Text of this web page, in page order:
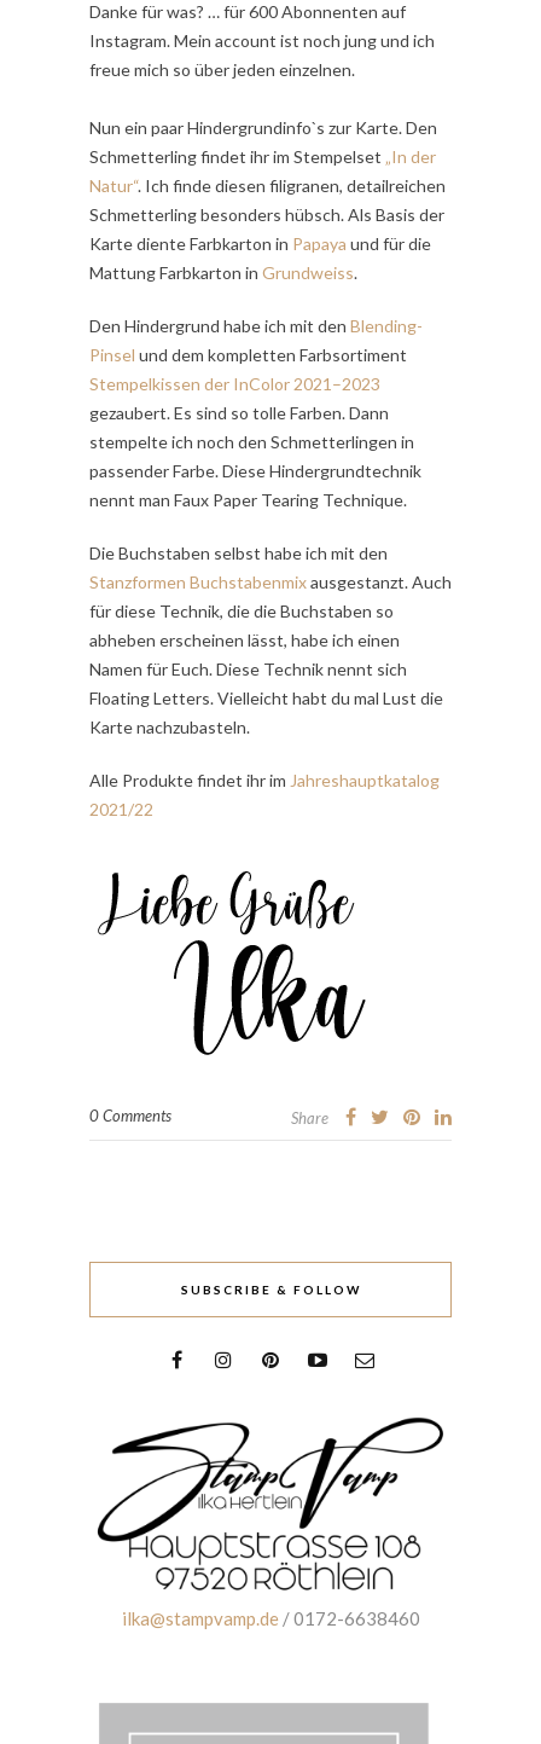
Danke für was? … für 600 Abonnenten auf
Instagram. Mein account ist noch jung und ich
freue mich so über jeden einzelnen.
Nun ein paar Hindergrundinfo`s zur Karte. Den
Schmetterling findet ihr im Stempelset „In der
Natur“. Ich finde diesen filigranen, detailreichen
Schmetterling besonders hübsch. Als Basis der
Karte diente Farbkarton in Papaya und für die
Mattung Farbkarton in Grundweiss.
Den Hindergrund habe ich mit den Blending-
Pinsel und dem kompletten Farbsortiment
Stempelkissen der InColor 2021–2023
gezaubert. Es sind so tolle Farben. Dann
stempelte ich noch den Schmetterlingen in
passender Farbe. Diese Hindergrundtechnik
nennt man Faux Paper Tearing Technique.
Die Buchstaben selbst habe ich mit den
Stanzformen Buchstabenmixausgestanzt. Auch
für diese Technik, die die Buchstaben so
abheben erscheinen lässt, habe ich einen
Namen für Euch. Diese Technik nennt sich
Floating Letters. Vielleicht habt du mal Lust die
Karte nachzubasteln.
Alle Produkte findet ihr im Jahreshauptkatalog
2021/22
0 Comments Share
SUBSCRIBE & FOLLOW
ilka@stampvamp.de/ 0172-6638460